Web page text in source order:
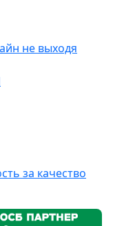
не выходя
за качество